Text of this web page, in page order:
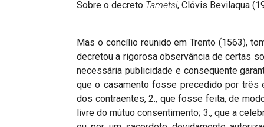
Sobre o decreto Tametsi, Clóvis Bevilaqua
Mas o concílio reunido em Trento (1563),
decretou a rigorosa observância de certas
necessária publicidade e conseqüente
que o casamento fosse precedido por três
dos contraentes, 2., que fosse feita, de
livre do mútuo consentimento; 3., que a